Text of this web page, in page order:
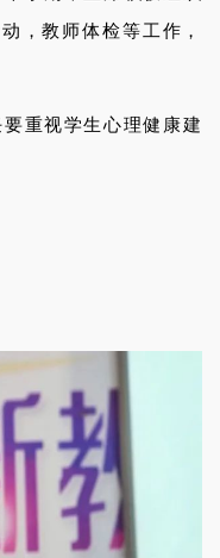
，教师体检等工作，
重视学生心理健康建